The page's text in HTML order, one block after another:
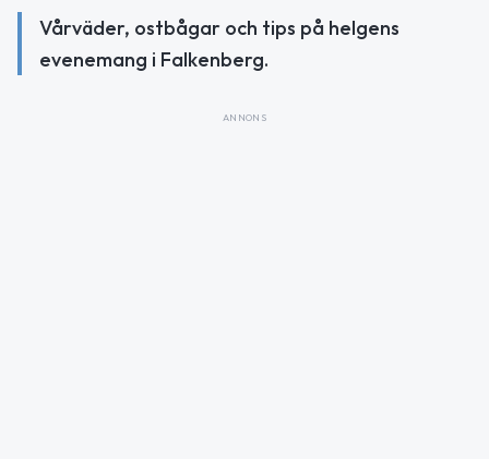
Vårväder, ostbågar och tips på helgens
evenemang i Falkenberg.
ANNONS